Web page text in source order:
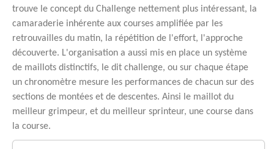
trouve le concept du Challenge nettement plus intéressant, la
camaraderie inhérente aux courses amplifiée par les
retrouvailles du matin, la répétition de l'effort, l'approche
découverte. L'organisation a aussi mis en place un système
de maillots distinctifs, le dit challenge, ou sur chaque étape
un chronomètre mesure les performances de chacun sur des
sections de montées et de descentes. Ainsi le maillot du
meilleur grimpeur, et du meilleur sprinteur, une course dans
la course.